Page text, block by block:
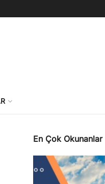
En Çok Okunanlar